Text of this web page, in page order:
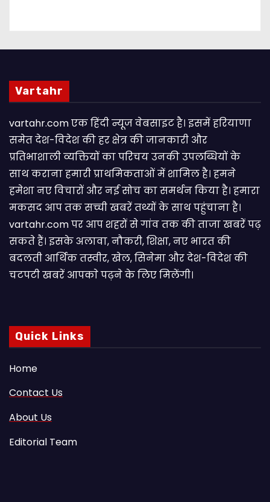
Vartahr
vartahr.com एक हिंदी न्यूज वेबसाइट है। इसमें हरियाणा
समेत देश-विदेश की हर क्षेत्र की जानकारी और
प्रतिभाशाली व्यक्तियों का परिचय उनकी उपलब्धियों के
साथ कराना हमारी प्राथमिकताओं में शामिल है। हमने
हमेशा नए विचारों और नई सोच का समर्थन किया है। हमारा
मकसद आप तक सच्ची खबरें तथ्यों के साथ पहुंचाना है।
vartahr.com पर आप शहरों से गांव तक की ताजा खबरें पढ़
सकते हैं। इसके अलावा, नौकरी, शिक्षा, नए भारत की
बदलती आर्थिक तस्वीर, खेल, सिनेमा और देश-विदेश की
चटपटी खबरें आपकाे पढ़ने के लिए मिलेंगी।
Quick Links
Home
Contact Us
About Us
Editorial Team